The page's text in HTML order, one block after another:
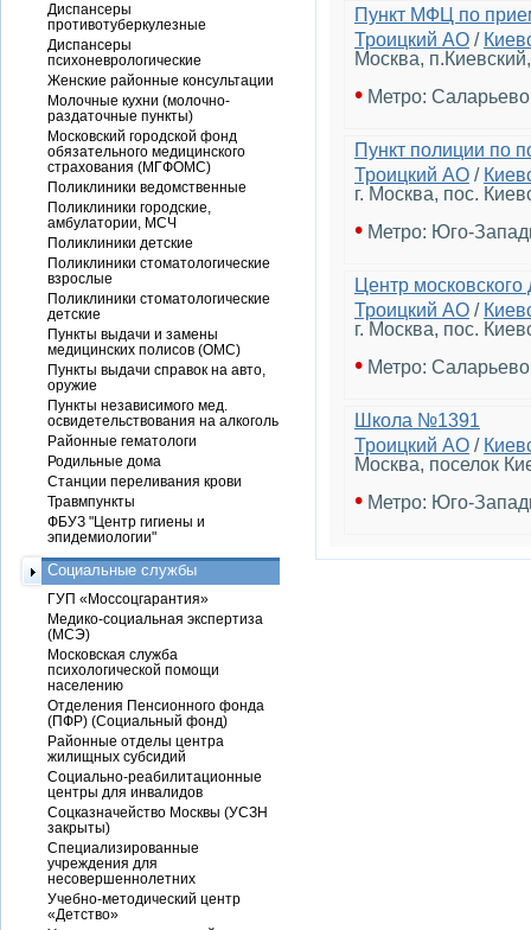
Пункт МФЦ по
Троицкий АО /
Москва,
• Метро: Саларьево
Пункт полиции по
Троицкий АО /
г. Москва, пос.
• Метро: Юго-
Центр московского
Троицкий АО /
г. Москва, пос.
• Метро: Саларьево
Школа №1391
Троицкий АО /
Москва, поселок
• Метро: Юго-
Диспансеры
противотуберкулезные
Диспансеры
психоневрологические
Женские районные консультации
Молочные кухни (молочно-
раздаточные пункты)
Московский городской фонд
обязательного медицинского
страхования (МГФОМС)
Поликлиники ведомственные
Поликлиники городские,
амбулатории, МСЧ
Поликлиники детские
Поликлиники стоматологические
взрослые
Поликлиники стоматологические
детские
Пункты выдачи и замены
медицинских полисов (ОМС)
Пункты выдачи справок на авто,
оружие
Пункты независимого мед.
освидетельствования на алкоголь
Районные гематологи
Родильные дома
Станции переливания крови
Травмпункты
ФБУЗ "Центр гигиены и
эпидемиологии"
Социальные службы
ГУП «Моссоцгарантия»
Медико-социальная экспертиза
(МСЭ)
Московская служба
психологической помощи
населению
Отделения Пенсионного фонда
(ПФР) (Социальный фонд)
Районные отделы центра
жилищных субсидий
Социально-реабилитационные
центры для инвалидов
Соцказначейство Москвы (УСЗН
закрыты)
Специализированные
учреждения для
несовершеннолетних
Учебно-методический центр
«Детство»